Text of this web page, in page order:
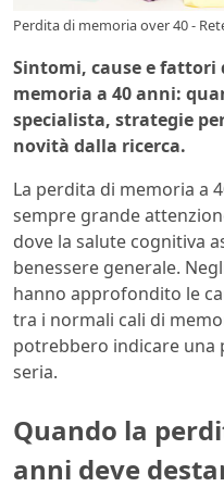
Perdita di memoria over 40 -
Sintomi, cause e fattori
memoria a 40 anni:
specialista, strategie
novità dalla ricerca.
La perdita di memoria a
sempre grande
dove la salute cognitiva
benessere generale.
hanno approfondito le
tra i normali cali di
potrebbero indicare una
seria.
Quando la
anni deve